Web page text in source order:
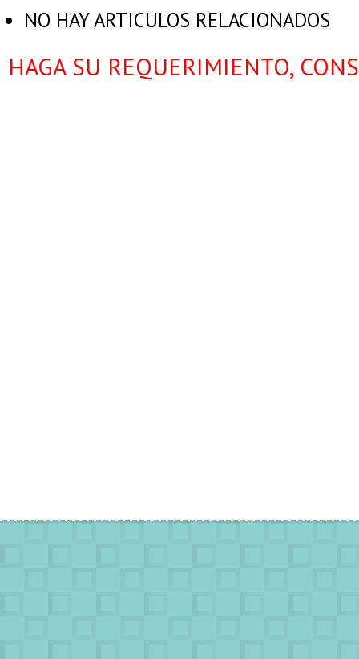
NO HAY ARTICULOS RELACIONADOS
HAGA SU REQUERIMIENTO,